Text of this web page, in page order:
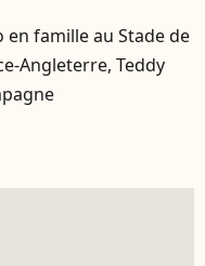
famille au Stade de
Angleterre, Teddy